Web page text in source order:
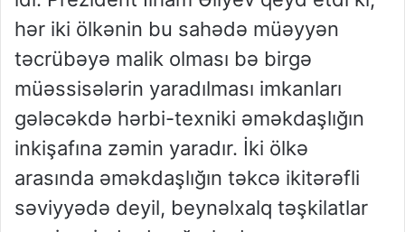
hər iki ölkənin bu sahədə müəyyən
təcrübəyə malik olması bə birgə
müəssisələrin yaradılması imkanları
gələcəkdə hərbi-texniki əməkdaşlığın
inkişafına zəmin yaradır. İki ölkə
arasında əməkdaşlığın təkcə ikitərəfli
səviyyədə deyil, beynəlxalq təşkilatlar